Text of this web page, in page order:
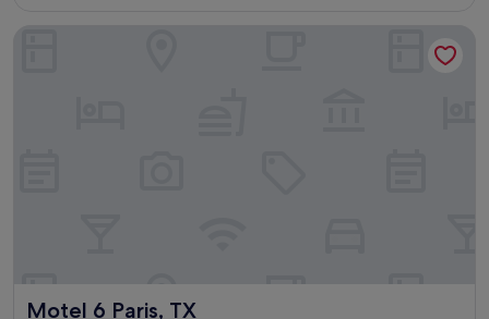
Motel 6 Paris, TX
Motel 6 Paris, TX
Motel 6 Paris, TX